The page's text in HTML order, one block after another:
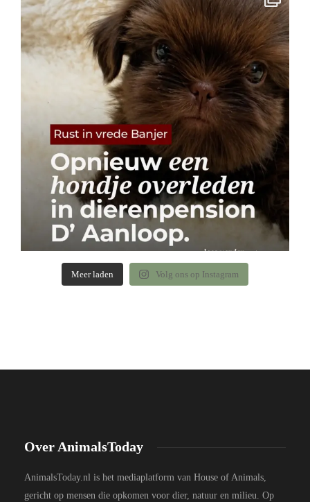
Meer laden Volg ons op Instagram
Over AnimalsToday
AnimalsToday.nl is het mediaplatform van House of Animals,
gericht op mensen die opkomen voor dier, natuur en milieu. Op